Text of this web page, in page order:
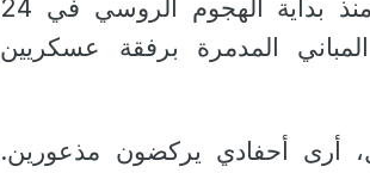
ويقوم غوتيريش بأول زيارة غلى أوكرانيا منذ بداية الهجوم الروسي في 24
المدمرة برفقة عسكريين
أرى أحفادي يركضون مذعورين.